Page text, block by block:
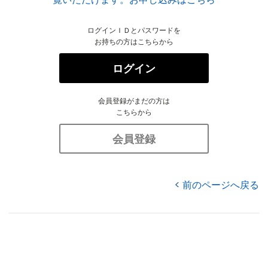
ログインＩＤとパスワードを
お持ちの方はこちらから
ログイン
会員登録がまだの方は
こちらから
会員登録
前のページへ戻る